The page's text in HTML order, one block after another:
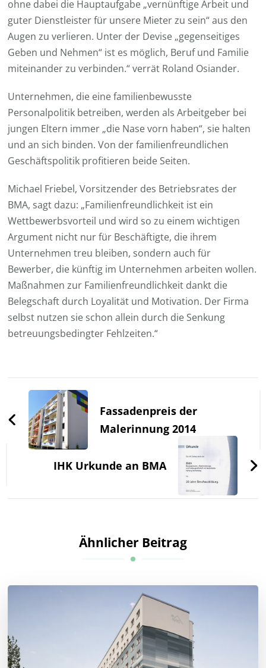
ohne dabei die Hauptaufgabe „vernünftige Arbeit und
guter Dienstleister für unsere Mieter zu sein“ aus den
Augen zu verlieren. Unter der Devise „gegenseitiges
Geben und Nehmen“ ist es möglich, Beruf und Familie
miteinander zu verbinden.“ verrät Roland Osiander.
Unternehmen, die eine familienbewusste
Personalpolitik betreiben, werden als Arbeitgeber bei
jungen Eltern immer „die Nase vorn haben“, sie halten
und an sich binden. Von der familienfreundlichen
Geschäftspolitik profitieren beide Seiten.
Michael Friebel, Vorsitzender des Betriebsrates der
BMA, sagt dazu: „Familienfreundlichkeit ist ein
Wettbewerbsvorteil und wird so zu einem wichtigen
Argument nicht nur für Beschäftigte, die ihrem
Unternehmen treu bleiben, sondern auch für
Bewerber, die künftig im Unternehmen arbeiten wollen.
Maßnahmen zur Familienfreundlichkeit dankt die
Belegschaft durch Loyalität und Motivation. Der Firma
selbst nutzen sie schon allein durch die Senkung
betreuungsbedingter Fehlzeiten.“
Beitragsnavigation
Fassadenpreis der
Malerinnung 2014
IHK Urkunde an BMA
Ähnlicher Beitrag